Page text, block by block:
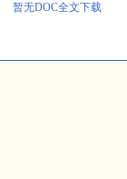
暂无DOC全文下载